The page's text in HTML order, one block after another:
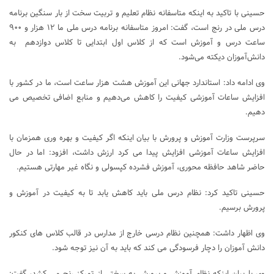
حسینی با تاکید به اینکه متاسفانه نظام تعلیم و تربیت سخت از بار سنگین برنامه
درس ملی در رنج است، گفت: امروز متاسفانه برنامه درس ملی ما ۱۲ هزار و ۹۰۰
ساعت درس و آموزش است که از کلاس اول ابتدایی تا کلاس دوازدهم به
دانش‌آموزان دیکته می‌شود.
وی ادامه داد: استاندارد جهانی این آموزش هشت هزار ساعت است، ما در کشور با
افزایش ساعات آموزشی کیفیت را کاهش می‌دهیم و منابع اضافی تخصیص می
دهیم.
سرپرست وزارت آموزش و پرورش با بیان اینکه اگر کیفیت و بهره وری همزمان با
افزایش ساعات آموزشی افزایش پیدا می کرد ارزش داشت، افزود: اما در حال
حاضر شاهد حافظه محوری، آموزش فشرده کپسولی و نگاه غیر مهارتی هستیم.
حسینی تاکید کرد: نظام درس ملی باید کاهش یابد تا به کیفیت در آموزش و
پرورش برسیم.
وی اظهار داشت: همچنین نظام درسی خارج از مدارس در قالب کلاس های کنکور
دانش آموزان را دچار فرسودگی می کند که باید به آن نیز توجه شود.